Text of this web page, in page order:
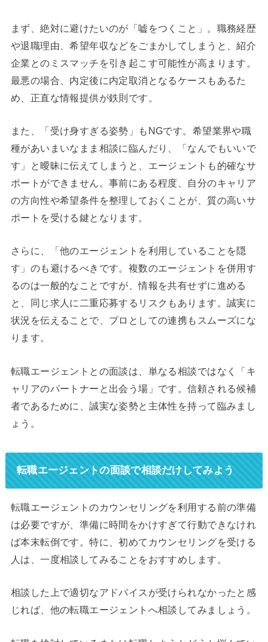
まず、絶対に避けたいのが「嘘をつくこと」。職務経歴
や退職理由、希望年収などをごまかしてしまうと、紹介
企業とのミスマッチを引き起こす可能性が高まります。
最悪の場合、内定後に内定取消となるケースもあるた
め、正直な情報提供が鉄則です。
また、「受け身すぎる姿勢」もNGです。希望業界や職
種があいまいなまま相談に臨んだり、「なんでもいいで
す」と曖昧に伝えてしまうと、エージェントも的確なサ
ポートができません。事前にある程度、自分のキャリア
の方向性や希望条件を整理しておくことが、質の高いサ
ポートを受ける鍵となります。
さらに、「他のエージェントを利用していることを隠
す」のも避けるべきです。複数のエージェントを併用す
るのは一般的なことですが、情報を共有せずに進める
と、同じ求人に二重応募するリスクもあります。誠実に
状況を伝えることで、プロとしての連携もスムーズにな
ります。
転職エージェントとの面談は、単なる相談ではなく「キ
ャリアのパートナーと出会う場」です。信頼される候補
者であるために、誠実な姿勢と主体性を持って臨みまし
ょう。
転職エージェントの面談で相談だけしてみよう
転職エージェントのカウンセリングを利用する前の準備
は必要ですが、準備に時間をかけすぎて行動できなけれ
ば本末転倒です。特に、初めてカウンセリングを受ける
人は、一度相談してみることをおすすめします。
相談した上で適切なアドバイスが受けられなかったと感
じれば、他の転職エージェントへ相談してみましょう。